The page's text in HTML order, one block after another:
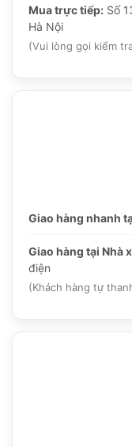
Mua trực tiếp: Số
Hà Nội
(Vui lòng gọi kiểm
Giao hàng nhanh
Giao hàng tại Nhà
điện
(Khách hàng tự